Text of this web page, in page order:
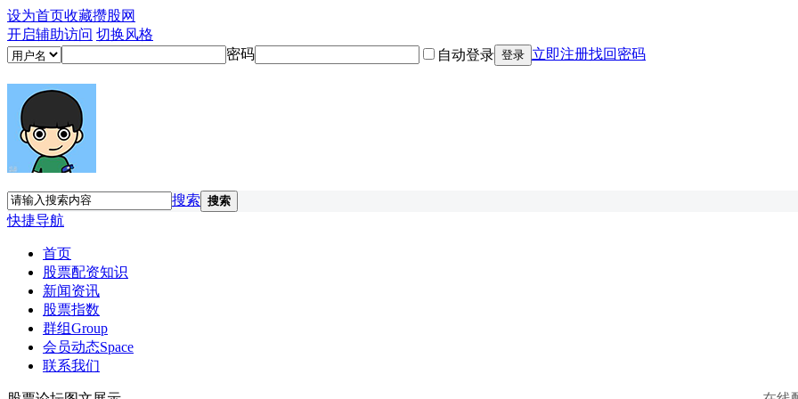
设为首页收藏攒股网
开启辅助访问 切换风格
密码
自动登录 登录 立即注册找回密码
搜索 搜索
快捷导航
首页
股票配资知识
新闻资讯
股票指数
群组Group
会员动态Space
联系我们